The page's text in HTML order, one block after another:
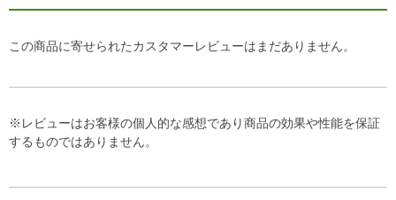
この商品に寄せられたカスタマーレビューはまだありません。
※レビューはお客様の個人的な感想であり商品の効果や性能を保証
するものではありません。